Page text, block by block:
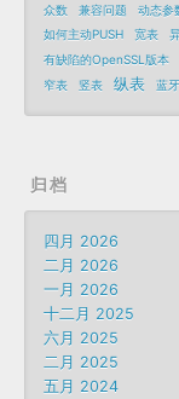
众数 兼容问题 动态参
如何主动PUSH
宽表
有缺陷的OpenSSL版本
窄表
竖表 纵表 蓝牙
归档
四月 2026
二月 2026
一月 2026
十二月 2025
六月 2025
二月 2025
五月 2024